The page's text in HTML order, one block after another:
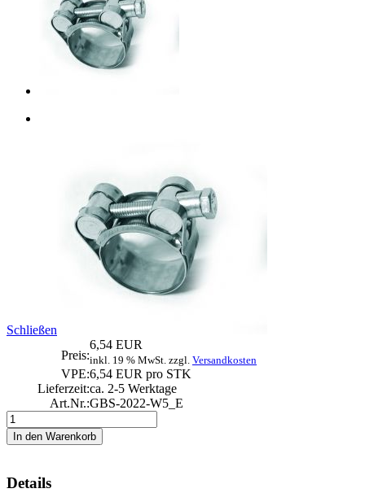
Schließen
Preis:
6,54 EUR
inkl. 19 % MwSt. zzgl. Versandkosten
VPE:6,54 EUR pro STK
Lieferzeit:ca. 2-5 Werktage
Art.Nr.:GBS-2022-W5_E
Details